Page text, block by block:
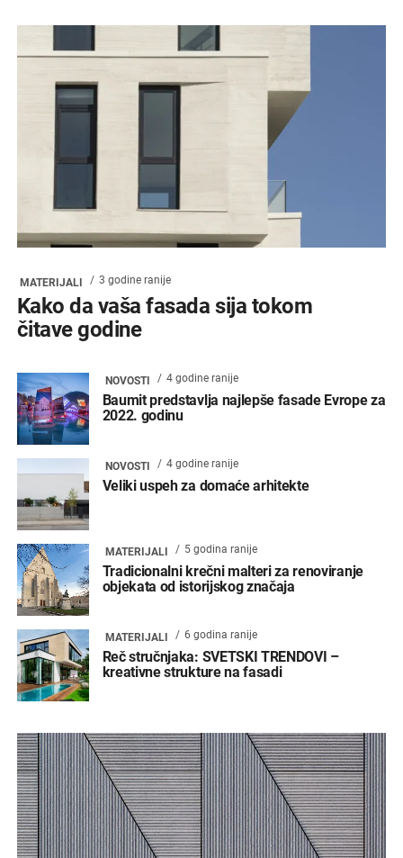
MATERIJALI 3 godine ranije
Kako da vaša fasada sija tokom
čitave godine
NOVOSTI 4 godine ranije
Baumit predstavlja najlepše fasade Evrope za
2022. godinu
NOVOSTI 4 godine ranije
Veliki uspeh za domaće arhitekte
MATERIJALI 5 godina ranije
Tradicionalni krečni malteri za renoviranje
objekata od istorijskog značaja
MATERIJALI 6 godina ranije
Reč stručnjaka: SVETSKI TRENDOVI –
kreativne strukture na fasadi